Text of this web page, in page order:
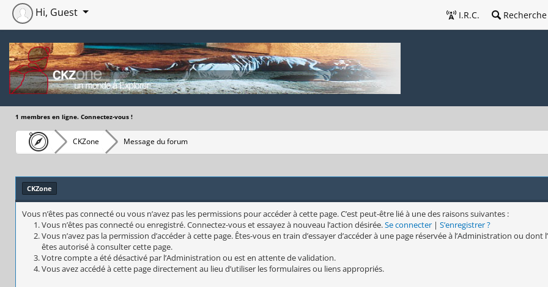
I.R.C. Recherche
Hi, Guest
1 membres en ligne. Connectez-vous !
CKZone Message du forum
CKZone
Vous n’êtes pas connecté ou vous n’avez pas les permissions pour accéder à cette page. C’est peut-être lié à une des raisons suivantes :
Vous n’êtes pas connecté ou enregistré. Connectez-vous et essayez à nouveau l’action désirée.Se connecter | S’enregistrer ?
Vous n’avez pas la permission d’accéder à cette page. Êtes-vous en train d’essayer d’accéder à une page réservée à l’Administration ou
êtes autorisé à consulter cette page.
Votre compte a été désactivé par l’Administration ou est en attente de validation.
Vous avez accédé à cette page directement au lieu d’utiliser les formulaires ou liens appropriés.